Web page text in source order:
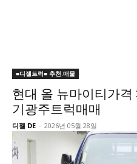
■디젤트럭■ 추천.매물
현대 올 뉴마이티가격
기광주트럭매매
디젤 DE - 2026년 05월 28일